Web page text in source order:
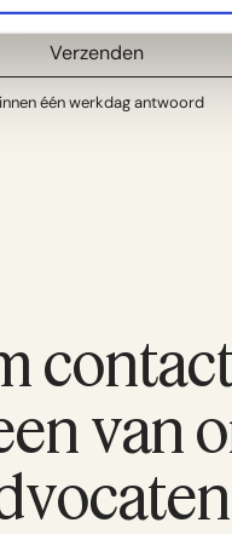
Verzenden
één werkdag antwoord
van